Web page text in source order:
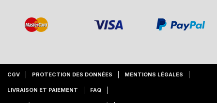
CGV PROTECTION DES DONNÉES MENTIONS LÉGALES
LIVRAISON ET PAIEMENT FAQ